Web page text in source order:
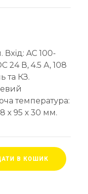
AC 100-
24 В, 4.5 А, 108
та КЗ.
температура:
х 95 х 30 мм.
В КОШИК